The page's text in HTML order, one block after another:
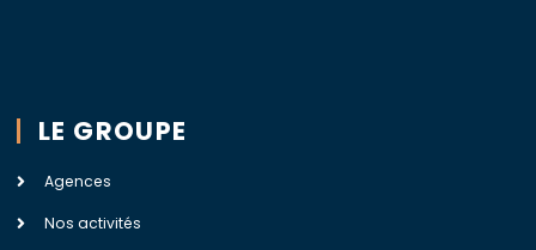
LE GROUPE
Agences
Nos activités